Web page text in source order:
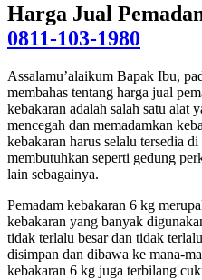
Harga Jual
0811-103-1980
Assalamu’alaikum Bapak Ibu,
membahas tentang harga jual
kebakaran adalah salah satu alat
mencegah dan memadamkan
kebakaran harus selalu tersedia
membutuhkan seperti gedung
lain sebagainya.
Pemadam kebakaran 6 kg
kebakaran yang banyak
tidak terlalu besar dan tidak
disimpan dan dibawa ke mana-
kebakaran 6 kg juga terbilang